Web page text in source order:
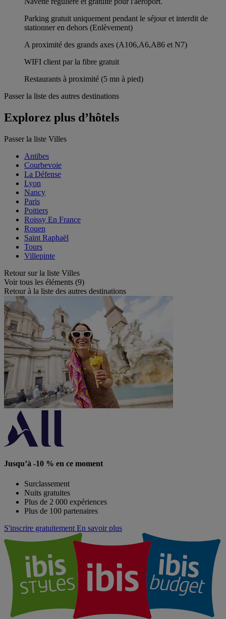
Parking gratuit uniquement pendant le séjour et interdit de
stationner en dehors (Enlèvement)
A proximité des grands axes (A106,A6,A86 et N7)
WIFI client par la fibre gratuit
Restaurants à proximité (5 mn à pied)
Passer la liste des autres destinations
Explorez plus d’hôtels
Passer la liste Villes
Antibes
Courbevoie
La Défense
Lyon
Nancy
Paris
Poitiers
Roissy En France
Rouen
Saint Raphaël
Tours
Villepinte
Retour sur la liste Villes
Voir tous les éléments (9)
Retour à la liste des autres destinations
Jusqu’à -10 % en ce moment
Surclassement
Nuits gratuites
Plus de 2 000 expériences
Plus de 100 partenaires
S'inscrire gratuitement En savoir plus